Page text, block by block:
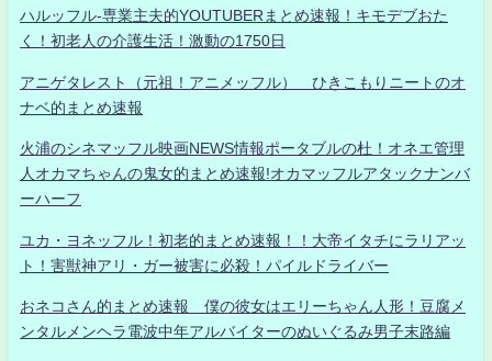
ハルッフル-専業主夫的YOUTUBERまとめ速報！キモデブおた
く！初老人の介護生活！激動の1750日
アニゲタレスト（元祖！アニメッフル） ひきこもりニートのオ
ナベ的まとめ速報
火浦のシネマッフル映画NEWS情報ポータブルの杜！オネエ管理
人オカマちゃんの鬼女的まとめ速報!オカマッフルアタックナンバ
ーハーフ
ユカ・ヨネッフル！初老的まとめ速報！！大帝イタチにラリアッ
ト！害獣神アリ・ガー被害に必殺！パイルドライバー
おネコさん的まとめ速報 僕の彼女はエリーちゃん人形！豆腐メ
ンタルメンヘラ電波中年アルバイターのぬいぐるみ男子末路編